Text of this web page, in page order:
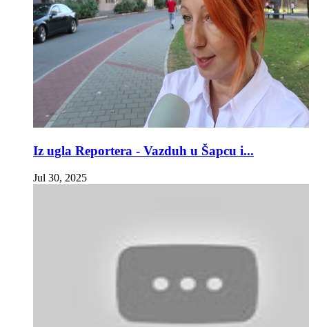
Iz ugla Reportera - Vazduh u Šapcu i...
Jul 30, 2025